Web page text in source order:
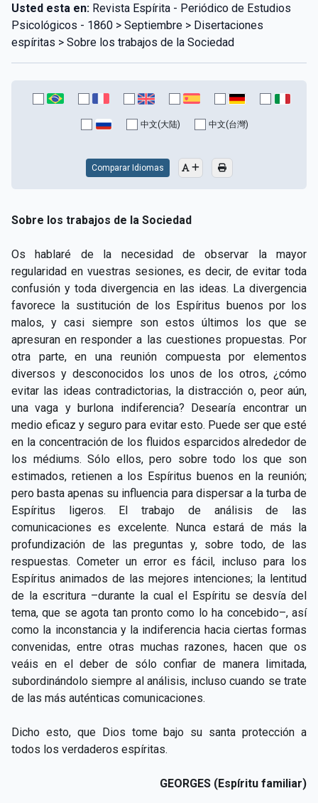
Usted esta en: Revista Espírita - Periódico de Estudios
Psicológicos - 1860 > Septiembre > Disertaciones
espíritas > Sobre los trabajos de la Sociedad
中文(大陆) 中文(台灣)
Comparar Idiomas
Sobre los trabajos de la Sociedad
Os hablaré de la necesidad de observar la mayor
regularidad en vuestras sesiones, es decir, de evitar toda
confusión y toda divergencia en las ideas. La divergencia
favorece la sustitución de los Espíritus buenos por los
malos, y casi siempre son estos últimos los que se
apresuran en responder a las cuestiones propuestas. Por
otra parte, en una reunión compuesta por elementos
diversos y desconocidos los unos de los otros, ¿cómo
evitar las ideas contradictorias, la distracción o, peor aún,
una vaga y burlona indiferencia? Desearía encontrar un
medio eficaz y seguro para evitar esto. Puede ser que esté
en la concentración de los fluidos esparcidos alrededor de
los médiums. Sólo ellos, pero sobre todo los que son
estimados, retienen a los Espíritus buenos en la reunión;
pero basta apenas su influencia para dispersar a la turba de
Espíritus ligeros. El trabajo de análisis de las
comunicaciones es excelente. Nunca estará de más la
profundización de las preguntas y, sobre todo, de las
respuestas. Cometer un error es fácil, incluso para los
Espíritus animados de las mejores intenciones; la lentitud
de la escritura –durante la cual el Espíritu se desvía del
tema, que se agota tan pronto como lo ha concebido–, así
como la inconstancia y la indiferencia hacia ciertas formas
convenidas, entre otras muchas razones, hacen que os
veáis en el deber de sólo confiar de manera limitada,
subordinándolo siempre al análisis, incluso cuando se trate
de las más auténticas comunicaciones.
Dicho esto, que Dios tome bajo su santa protección a
todos los verdaderos espíritas.
GEORGES (Espíritu familiar)